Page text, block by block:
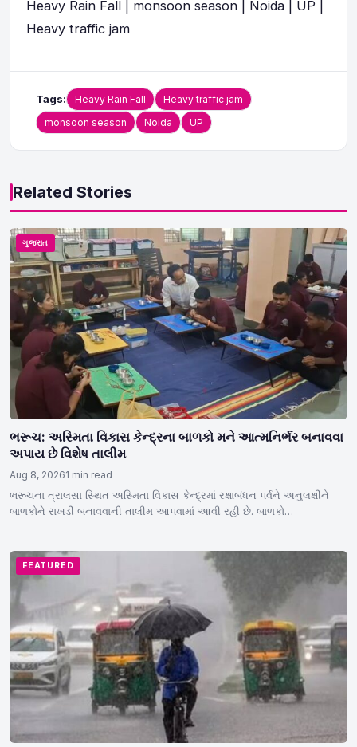
Heavy Rain Fall | monsoon season | Noida | UP |
Heavy traffic jam
Tags: Heavy Rain Fall
Heavy traffic jam
monsoon season
Noida UP
Related Stories
ગુજરાત
ભરૂચ: અસ્મિતા વિકાસ કેન્દ્રના બાળકો મને આત્મનિર્ભર બનાવવા
અપાય છે વિશેષ તાલીમ
Aug 8, 20261 min read
ભરૂચના ત્રાલસા સ્થિત અસ્મિતા વિકાસ કેન્દ્રમાં રક્ષાબંધન પર્વને અનુલક્ષીને
બાળકોને રાખડી બનાવવાની તાલીમ આપવામાં આવી રહી છે. બાળકો…
FEATURED